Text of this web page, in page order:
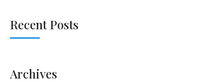
Recent Posts
Archives